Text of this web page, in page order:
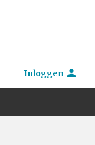
Inloggen